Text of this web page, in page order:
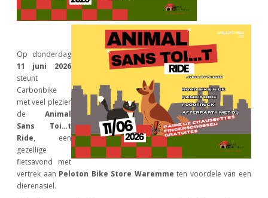
Op donderdag
11 juni 2026
steunt
Carbonbike
met veel plezier
de Animal
Sans Toi…t
Ride, een
gezellige
fietsavond met
vertrek aan Peloton Bike Store Waremme ten voordele van een
dierenasiel.